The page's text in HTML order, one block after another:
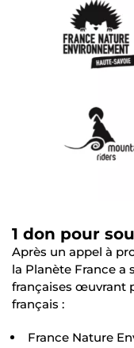
1 don pour
Après un appel à
la Planète France a
françaises œuvrant
français :
France Nature